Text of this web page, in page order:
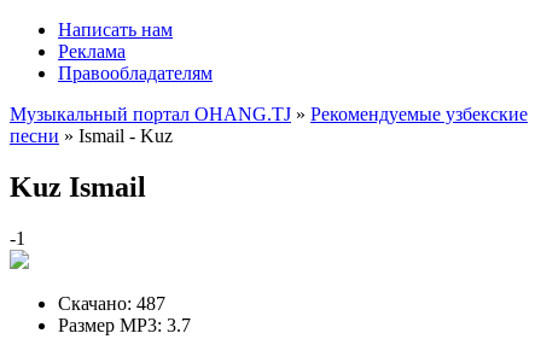
Написать нам
Реклама
Правообладателям
Музыкальный портал OHANG.TJ » Рекомендуемые узбекские
песни » Ismail - Kuz
Kuz Ismail
-1
Скачано: 487
Размер MP3: 3.7